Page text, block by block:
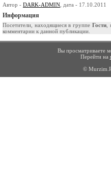
Автор - DARK-ADMIN , дата - 17.10.2011
Информация
Посетители, находящиеся в группе Гости,
комментарии к данной публикации.
Вы просматриваете
Перейти на
©